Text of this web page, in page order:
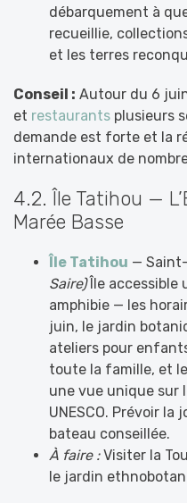
débarquement à
recueillie,
et les terres
Conseil : Autour du 6
et restaurants plusieurs
demande est forte et la
internationaux de
4.2. Île Tatihou —
Marée Basse
Île Tatihou —
Saire)Île accessible
amphibie — les
juin, le jardin
ateliers pour
toute la famille, et
une vue unique sur
UNESCO. Prévoir la
bateau conseillée.
À faire :Visiter la
le jardin